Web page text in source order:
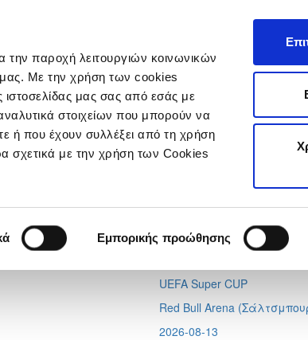
την παροχή λειτουργιών κοινωνικών
μας. Με την χρήση των cookies
ιστοσελίδας μας σας από εσάς με
στοιχείων που μπορούν να
ή που έχουν συλλέξει από τη χρήση
σχετικά με την χρήση των Cookies
Εμπορικής προώθησης
Προσεχή
Conference League
Απόλλων - Μπραν
UEFA Super CUP
Red Bull Arena (
2026-08-13